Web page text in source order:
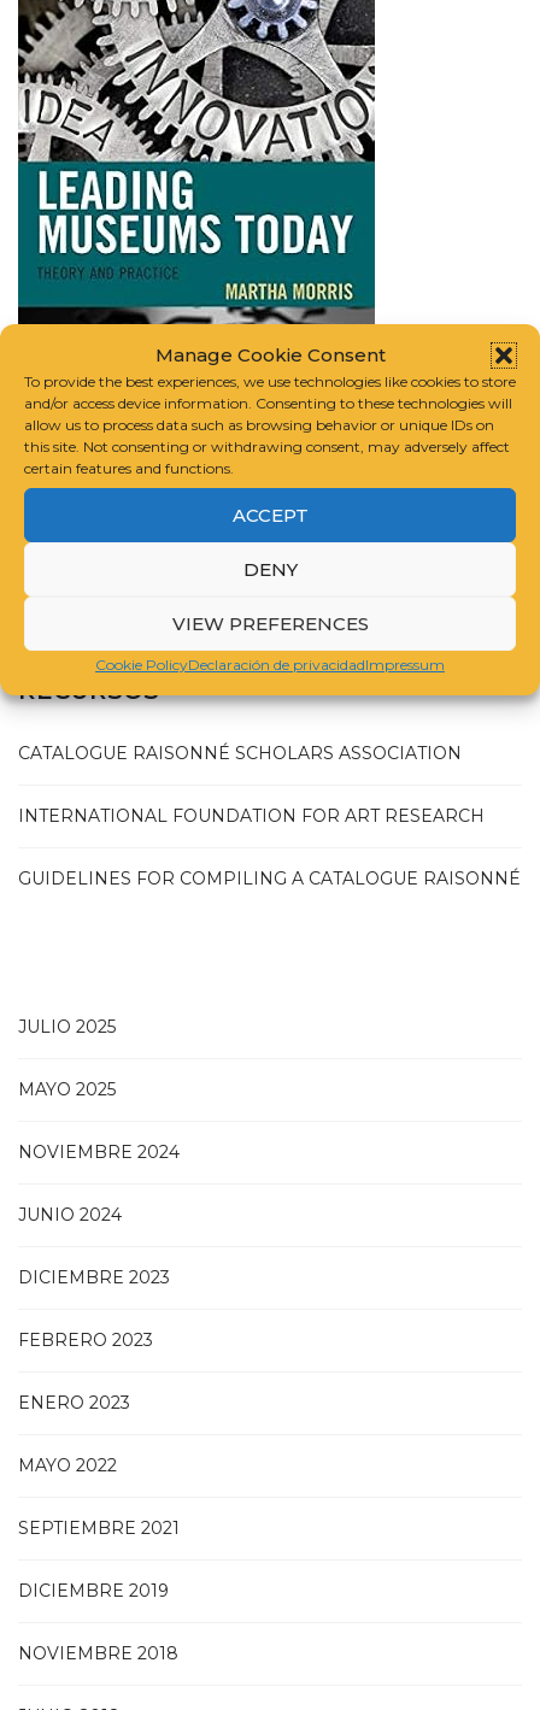
Manage Cookie Consent
To provide the best experiences, we use technologies like cookies to store
and/or access device information. Consenting to these technologies will
allow us to process data such as browsing behavior or unique IDs on
this site. Not consenting or withdrawing consent, may adversely affect
certain features and functions.
ACCEPT
DENY
VIEW PREFERENCES
Cookie PolicyDeclaración de privacidadImpressum
Leading Museums Today: Theory and Practice
CommissionsEarned
CATALOGS RESOURCES | CATÁLOGOS
RECURSOS
CATALOGUE RAISONNÉ SCHOLARS ASSOCIATION
INTERNATIONAL FOUNDATION FOR ART RESEARCH
GUIDELINES FOR COMPILING A CATALOGUE RAISONNÉ
JULIO 2025
MAYO 2025
NOVIEMBRE 2024
JUNIO 2024
DICIEMBRE 2023
FEBRERO 2023
ENERO 2023
MAYO 2022
SEPTIEMBRE 2021
DICIEMBRE 2019
NOVIEMBRE 2018